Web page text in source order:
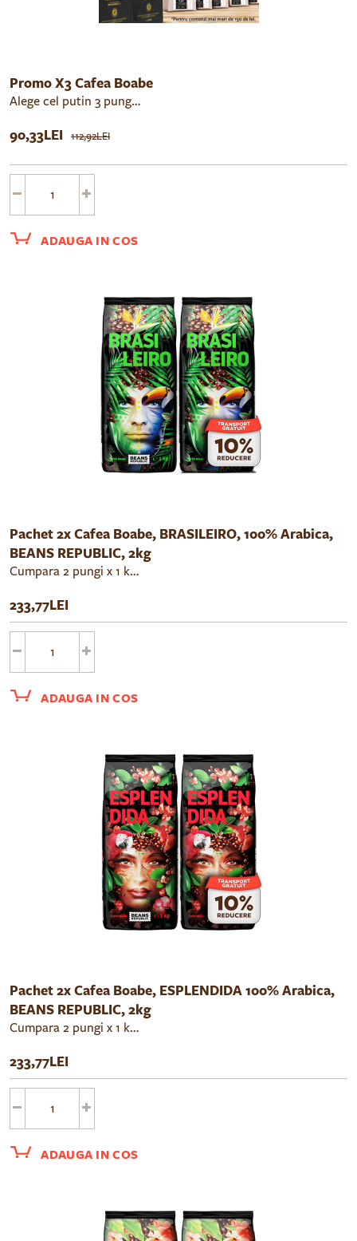
Promo X3 Cafea Boabe
Alege cel putin 3 pungi de cafeaboabe si primesti 20% discount si livrare gratuita la comenzi mai mari de 150 de lei
90,33LEI 112,92LEI
ADAUGA IN COS
Pachet 2x Cafea Boabe, BRASILEIRO, 100% Arabica,
BEANS REPUBLIC, 2kg
Cumpara 2 pungi x 1 kg cafea boabe Beans Republic Brasileiro cu un pret redus cu 10%.
233,77LEI
ADAUGA IN COS
Pachet 2x Cafea Boabe, ESPLENDIDA 100% Arabica,
BEANS REPUBLIC, 2kg
Cumpara 2 pungi x 1 kg cafea boabe Beans Republic Esplendida cu un pret redus cu 10%.
233,77LEI
ADAUGA IN COS